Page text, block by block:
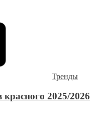
Тренды
2025/2026